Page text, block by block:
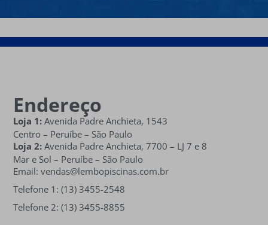
Endereço
Loja 1: Avenida Padre Anchieta, 1543
Centro – Peruíbe – São Paulo
Loja 2: Avenida Padre Anchieta,7700 – LJ 7 e 8
Mar e Sol – Peruíbe – São Paulo
Email: vendas@lembopiscinas.com.br
Telefone 1: (13) 3455-2548
Telefone 2: (13) 3455-8855